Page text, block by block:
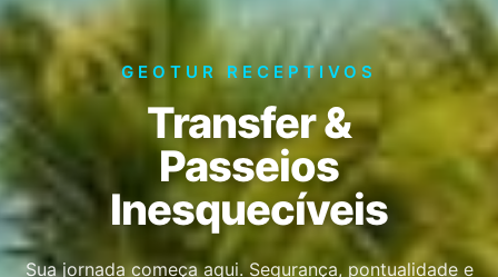
VIVA O PARAÍSO
Experiências
Que Marcam
Sua Vida